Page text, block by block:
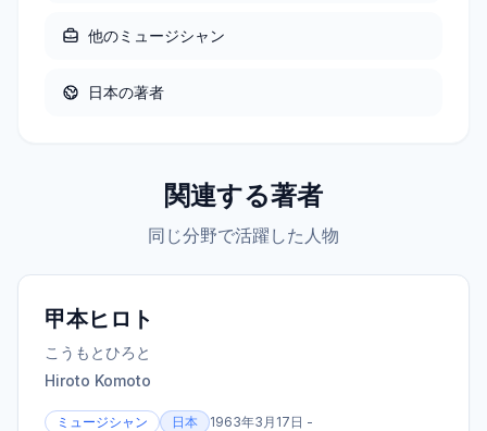
他のミュージシャン
日本の著者
関連する著者
同じ分野で活躍した人物
甲本ヒロト
こうもとひろと
Hiroto Komoto
ミュージシャン 日本 1963年3月17日 -